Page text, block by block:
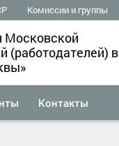
Комиссии и группы
Московской
(работодателей) в
Контакты